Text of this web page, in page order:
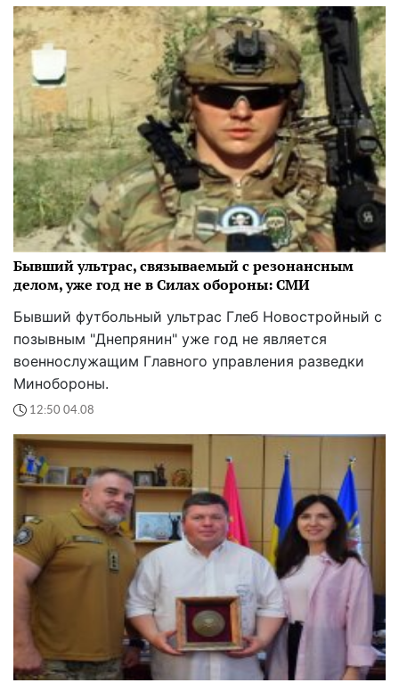
Бывший ультрас, связываемый с резонансным
делом, уже год не в Силах обороны: СМИ
Бывший футбольный ультрас Глеб Новостройный с
позывным "Днепрянин" уже год не является
военнослужащим Главного управления разведки
Минобороны.
12:50 04.08